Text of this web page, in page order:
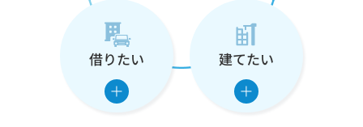
借りたい 建てたい